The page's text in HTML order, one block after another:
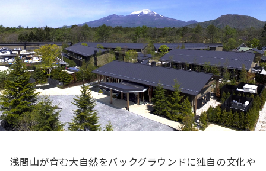
浅間山が育む大自然をバックグラウンドに独自の文化や